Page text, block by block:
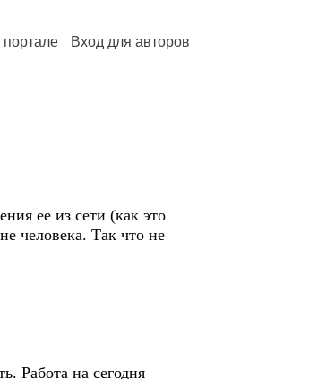
Вход для авторов
ее из сети (как это
человека. Так что не
Работа на сегодня